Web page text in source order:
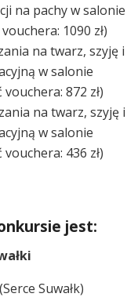
na pachy w salonie
1090 zł)
na twarz, szyję i
w salonie
872 zł)
na twarz, szyję i
w salonie
436 zł)
jest:
Suwałk)